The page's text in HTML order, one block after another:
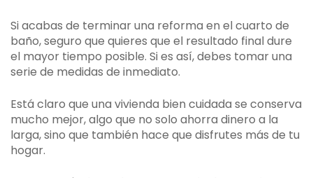
Si acabas de terminar una reforma en el cuarto de
baño, seguro que quieres que el resultado final dure
el mayor tiempo posible. Si es así, debes tomar una
serie de medidas de inmediato.
Está claro que una vivienda bien cuidada se conserva
mucho mejor, algo que no solo ahorra dinero a la
larga, sino que también hace que disfrutes más de tu
hogar.